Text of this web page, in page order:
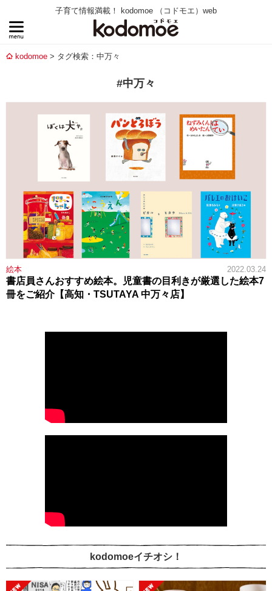
子育て情報満載！ kodomoe （コドモエ）web
kodomoe タグ検索：中万々
#中万々
絵本 2022.03.24
書店員さんおすすめ絵本。児童書の目利きが厳選した絵本7
冊をご紹介【高知・TSUTAYA 中万々店】
kodomoeイチオシ！